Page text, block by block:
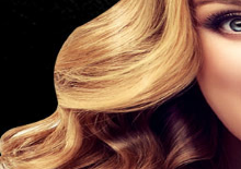
公
司-
云
南